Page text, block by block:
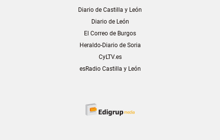
Diario de Castilla y León
Diario de León
El Correo de Burgos
Heraldo-Diario de Soria
CyLTV.es
esRadio Castilla y León